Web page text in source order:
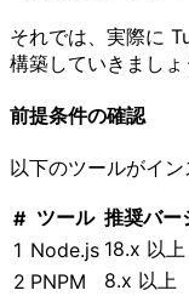
それでは、実際に
構築していきましょ
前提条件の確認
以下のツールがイン
# ツール 推奨バー
1 Node.js 18.x 以上
2 PNPM 8.x 以上